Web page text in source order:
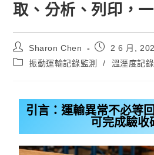
取、分析、列印，
Sharon Chen
2 6 月,
振動運輸記錄監測
/ 溫溼度記
引言：運輸異常不必等
可完成驗收